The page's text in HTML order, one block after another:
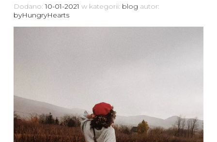
Dodano:10-01-2021 w kategorii: blog autor:
byHungryHearts